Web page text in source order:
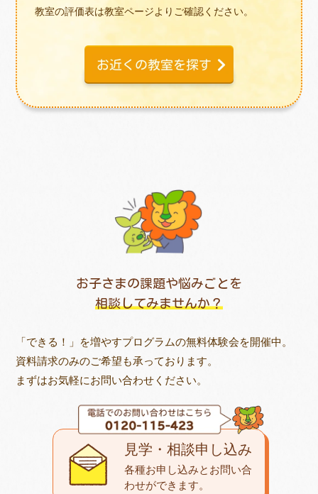
教室の評価表は教室ページよりご確認ください。
お子さまの課題や悩みごとを
相談してみませんか？
「できる！」を増やすプログラムの無料体験会を開催中。
資料請求のみのご希望も承っております。
まずはお気軽にお問い合わせください。
見学・相談申し込み
各種お申し込みとお問い合
わせができます。